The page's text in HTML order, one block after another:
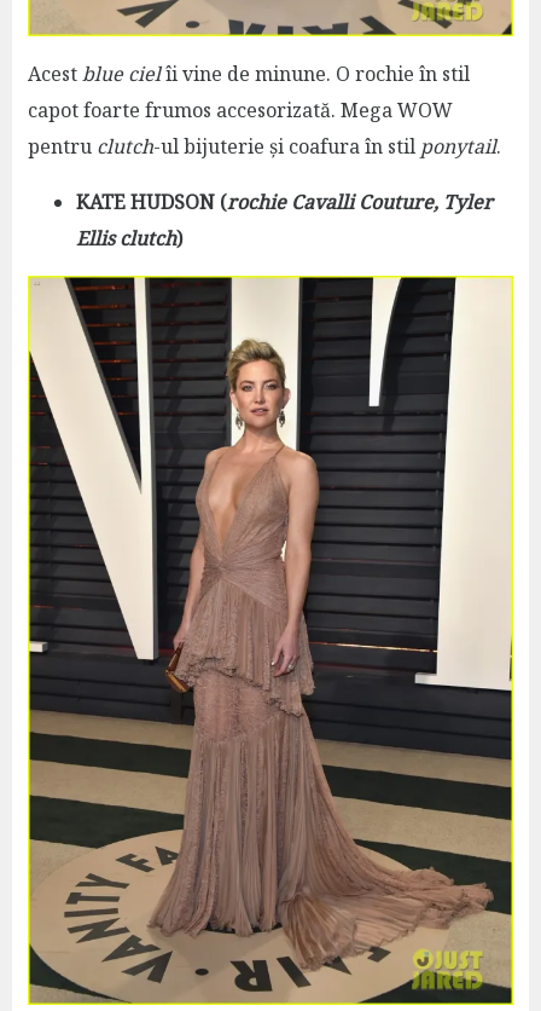
Acestblue cielîi vine de minune. O rochie în stil
capot foarte frumos accesorizată. Mega WOW
pentru clutch-ul bijuterie și coafura în stil ponytail.
KATE HUDSON (rochie Cavalli Couture, Tyler
Ellis clutch)